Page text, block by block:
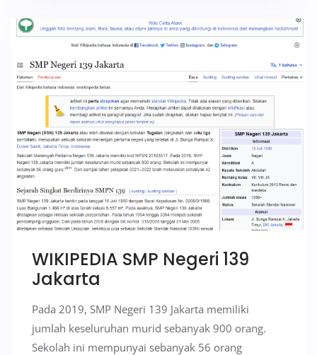
WIKIPEDIA SMP Negeri 139
Jakarta
Pada 2019, SMP Negeri 139 Jakarta memiliki
jumlah keseluruhan murid sebanyak 900 orang.
Sekolah ini mempunyai sebanyak 56 orang